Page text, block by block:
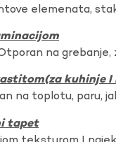
elemenata,
na grebanje,
kuhinje
na toplotu, paru,
tapet